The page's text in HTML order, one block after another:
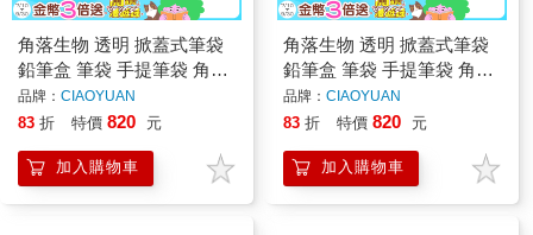
角落生物 透明 掀蓋式筆袋
鉛筆盒 筆袋 手提筆袋 角落
小夥伴 San-X
品牌： CIAOYUAN
83 折 特價 820 元
加入購物車
角落生物 透明 掀蓋式筆袋
鉛筆盒 筆袋 手提筆袋 角落
小夥伴 San-X
品牌： CIAOYUAN
83 折 特價 820 元
加入購物車